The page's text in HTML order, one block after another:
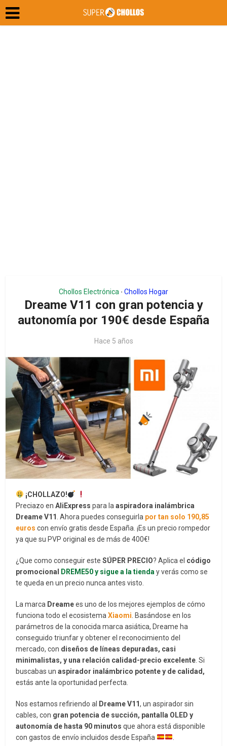
Chollos Electrónica • Chollos Hogar
Dreame V11 con gran potencia y
autonomía por 190€ desde España
Hace 5 años
¡CHOLLAZO!
Preciazo enAliExpress para laaspiradora inalámbrica
Dreame V11 . Ahora puedes conseguirla por tan solo 190,85
euros con envío gratis desde España. ¡Es un precio rompedor
ya que su PVP original es de más de 400€!
¿Que como conseguir esteSÚPER PRECIO? Aplica el código
promocional DREME50 y sigue a la tienda y verás como se
te queda en un precio nunca antes visto.
La marca Dreamees uno de los mejores ejemplos de cómo
funciona todo el ecosistemaXiaomi . Basándose en los
parámetros de la conocida marca asiática, Dreame ha
conseguido triunfar y obtener el reconocimiento del
mercado, con diseños de líneas depuradas, casi
minimalistas, y una relación calidad-precio excelente . Si
buscabas unaspirador inalámbrico potente y de calidad,
estás ante la oportunidad perfecta.
Nos estamos refiriendo al Dreame V11, un aspirador sin
cables, con gran potencia de succión, pantalla OLED y
autonomía de hasta 90 minutosque ahora está disponible
con gastos de envío incluidos desde España